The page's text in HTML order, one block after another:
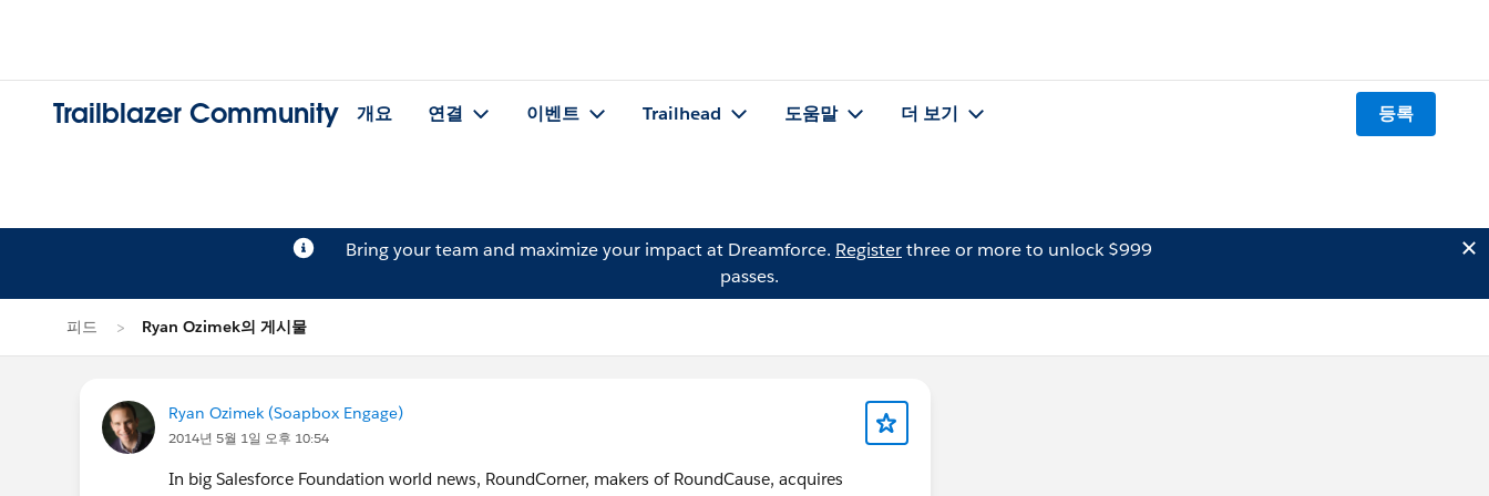
Trailblazer Community 개요 연결 이벤트 Trailhead 도움말 더 보기 등록
Bring your team and maximize your impact at Dreamforce. Registerthree or more to unlock $999
passes.
피드 Ryan Ozimek의 게시물
Ryan Ozimek (Soapbox Engage)
2014년 5월 1일 오후 10:54
In big Salesforce Foundation world news, RoundCorner, makers of RoundCause, acquires